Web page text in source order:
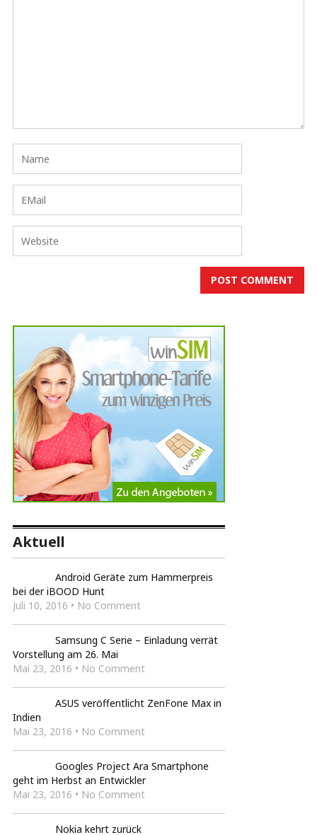
Aktuell
Android Geräte zum Hammerpreis
bei der iBOOD Hunt
Juli 10, 2016 • No Comment
Samsung C Serie – Einladung verrät
Vorstellung am 26. Mai
Mai 23, 2016 • No Comment
ASUS veröffentlicht ZenFone Max in
Indien
Mai 23, 2016 • No Comment
Googles Project Ara Smartphone
geht im Herbst an Entwickler
Mai 23, 2016 • No Comment
Nokia kehrt zurück